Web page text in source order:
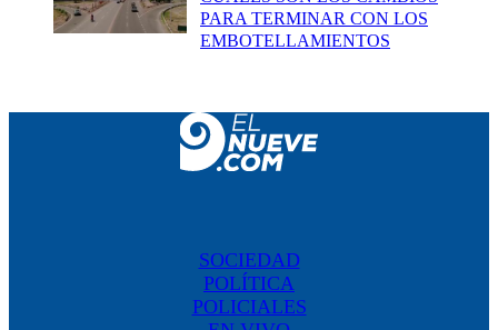
PARA TERMINAR CON LOS
EMBOTELLAMIENTOS
SOCIEDAD
POLÍTICA
POLICIALES